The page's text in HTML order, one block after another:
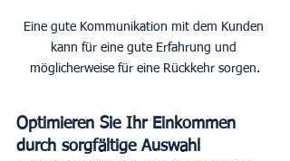
Eine gute Kommunikation mit dem Kunden
kann für eine gute Erfahrung und
möglicherweise für eine Rückkehr sorgen.
Optimieren Sie Ihr Einkommen
durch sorgfältige Auswahl